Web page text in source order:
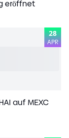
eröffnet
28
APR
auf MEXC